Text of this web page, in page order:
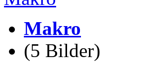
Makro
(5 Bilder)